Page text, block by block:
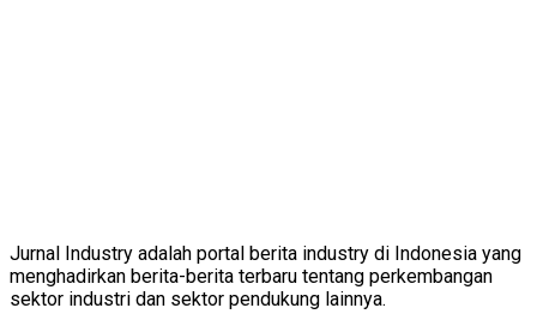
Jurnal Industry adalah portal berita industry di Indonesia yang
menghadirkan berita-berita terbaru tentang perkembangan
sektor industri dan sektor pendukung lainnya.